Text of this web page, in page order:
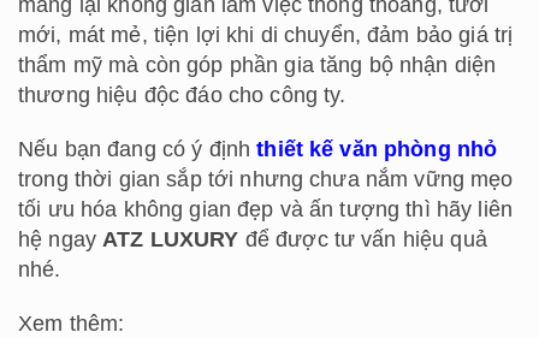
mang lại không gian làm việc thông thoáng, tươi
mới, mát mẻ, tiện lợi khi di chuyển, đảm bảo giá trị
thẩm mỹ mà còn góp phần gia tăng bộ nhận diện
thương hiệu độc đáo cho công ty.
Nếu bạn đang có ý địnhthiết kế văn phòng nhỏ
trong thời gian sắp tới nhưng chưa nắm vững mẹo
tối ưu hóa không gian đẹp và ấn tượng thì hãy liên
hệ ngayATZ LUXURY để được tư vấn hiệu quả
nhé.
Xem thêm: